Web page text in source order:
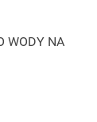
WODY NA